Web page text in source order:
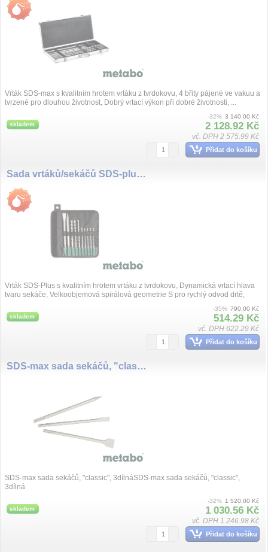
Vrták SDS-max s kvalitním hrotem vrtáku z tvrdokovu, 4 břity pájené ve vakuu a
tvrzené pro dlouhou životnost, Dobrý vrtací výkon při dobré životnosti, ...
skladem
-32% 3 140.00 Kč
2 128.92 Kč
vč. DPH 2 575.99 Kč
Přidat do košíku
Sada vrtáků/sekáčů SDS-plus SP, 10dílná
Vrták SDS-Plus s kvalitním hrotem vrtáku z tvrdokovu, Dynamická vrtací hlava
tvaru sekáče, Velkoobjemová spirálová geometrie S pro rychlý odvod drtě,
skladem
-35% 790.00 Kč
514.29 Kč
vč. DPH 622.29 Kč
Přidat do košíku
SDS-max sada sekáčů, "classic", 3dílná
SDS-max sada sekáčů, "classic", 3dílnáSDS-max sada sekáčů, "classic",
3dílná
skladem
-32% 1 520.00 Kč
1 030.56 Kč
vč. DPH 1 246.98 Kč
Přidat do košíku